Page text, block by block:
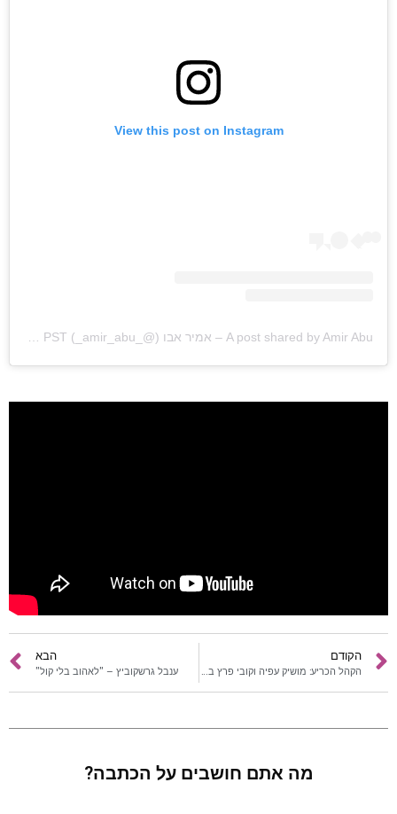
View this post on Instagram
A post shared by Amir Abu – אמיר אבו (@_amir_abu_) Nov 8, 2019 at 3:27am PST
הקודם הבא
ענבל גרשקוביץ – "לאהוב בלי קול"
מה אתם חושבים על הכתבה?
חדשות
כתבות
לוח הופעות